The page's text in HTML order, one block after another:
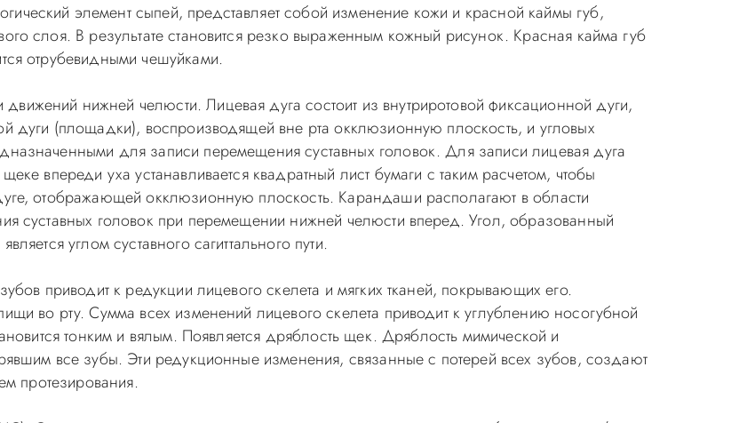
элемент сыпей, представляет собой изменение кожи и красной каймы губ,
слоя. В результате становится резко выраженным кожный рисунок. Красная кайма губ
отрубевидными чешуйками.
нижней челюсти. Лицевая дуга состоит из внутриротовой фиксационной дуги,
дуги (площадки), воспроизводящей вне рта окклюзионную плоскость, и угловых
для записи перемещения суставных головок. Для записи лицевая дуга
впереди уха устанавливается квадратный лист бумаги с таким расчетом, чтобы
отображающей окклюзионную плоскость. Карандаши располагают в области
суставных головок при перемещении нижней челюсти вперед. Угол, образованный
углом суставного сагиттального пути.
приводит к редукции лицевого скелета и мягких тканей, покрывающих его.
во рту. Сумма всех изменений лицевого скелета приводит к углублению носогубной
тонким и вялым. Появляется дряблость щек. Дряблость мимической и
все зубы. Эти редукционные изменения, связанные с потерей всех зубов, создают
протезирования.